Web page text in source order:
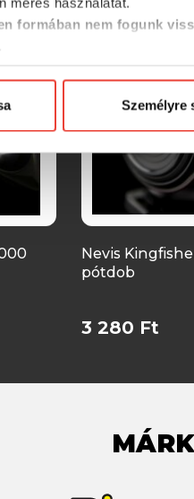
formában nem fogunk
Személyre
Nevis
pótdob
3 280 Ft